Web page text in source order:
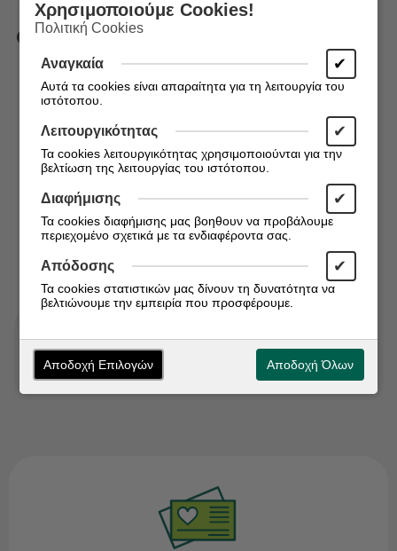
Διαθέσιμο απο 4-6
Κωδικός: 8809562559924
Abib PDRN Collagen Lip
Mask Glazed Jelly - Μάσκα
Χειλιών με Ενυδάτωση &
Σύσφιξη
11,95 €
Χρησιμοποιούμε Cookies!
Πολιτική Cookies
Αναγκαία ✔
Αυτά τα cookies είναι απαραίτητα για τη λειτουργία του
ιστότοπου.
Λειτουργικότητας ✔
Τα cookies λειτουργικότητας χρησιμοποιούνται για την
βελτίωση της λειτουργίας του ιστότοπου.
Διαφήμισης ✔
Τα cookies διαφήμισης μας βοηθουν να προβάλουμε
περιεχομένο σχετικά με τα ενδιαφέροντα σας.
Απόδοσης ✔
Τα cookies στατιστικών μας δίνουν τη δυνατότητα να
βελτιώνουμε την εμπειρία που προσφέρουμε.
Αποδοχή Επιλογών Αποδοχή Όλων